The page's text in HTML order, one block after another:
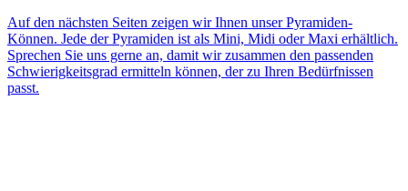
Auf den nächsten Seiten zeigen wir Ihnen unser Pyramiden-
Können. Jede der Pyramiden ist als Mini, Midi oder Maxi erhältlich.
Sprechen Sie uns gerne an, damit wir zusammen den passenden
Schwierigkeitsgrad ermitteln können, der zu Ihren Bedürfnissen
passt.